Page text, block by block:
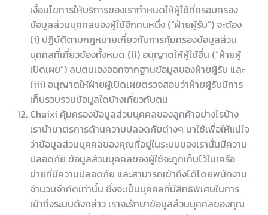
เงื่อนไขการให้บริการของเรากำหนดให้ผู้ใช้ที่ครอบครอง
ข้อมูลส่วนบุคคลของผู้ใช้อีกคนหนึ่ง (“ฝ่ายผู้รับ”) จะต้อง
(i) ปฏิบัติตามกฎหมายเกี่ยวกับการคุ้มครองข้อมูลส่วน
บุคคลที่เกี่ยวข้องทั้งหมด (ii) อนุญาตให้ผู้ใช้อื่น (“ฝ่ายผู้
เปิดเผย”) ลบตนเองออกจากฐานข้อมูลของฝ่ายผู้รับ และ
(iii) อนุญาตให้ฝ่ายผู้เปิดเผยตรวจสอบว่าฝ่ายผู้รับมีการ
เก็บรวบรวมข้อมูลใดบ้างเกี่ยวกับตน
Chaixi คุ้มครองข้อมูลส่วนบุคคลของลูกค้าอย่างไรบ้าง
เรานำมาตรการด้านความปลอดภัยต่างๆ มาใช้เพื่อให้แน่ใจ
ว่าข้อมูลส่วนบุคคลของคุณที่อยู่ในระบบของเรานั้นมีความ
ปลอดภัย ข้อมูลส่วนบุคคลของผู้ใช้จะถูกเก็บไว้ในเครือ
ข่ายที่มีความปลอดภัย และสามารถเข้าถึงได้โดยพนักงาน
จำนวนจำกัดเท่านั้น ซึ่งจะเป็นบุคคลที่มีสิทธิพิเศษในการ
เข้าถึงระบบดังกล่าว เราจะรักษาข้อมูลส่วนบุคคลของคุณ